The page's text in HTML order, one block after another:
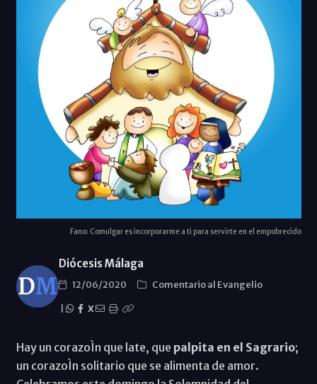
Fano: Comulgar es incorporarme a ti para servirte en el empobrecido
Diócesis Málaga
12/06/2020
Comentario al Evangelio
X
Hay un corazoÌn que late, que palpita en el Sagrario;
un corazoÌn solitario que se alimenta de amor.